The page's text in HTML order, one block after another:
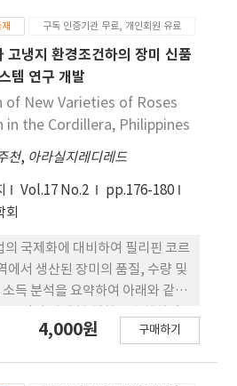
Second, After
and Fisheries
how many demands will
be profit model of
special channel?
reach customers. This
to identify major online
and their trends while
of food service
through social
구독 인증기관 무료, 개인회원 유료
고냉지 환경조건하의 장미 신품
템 연구 개발
of New Varieties of Roses
in the Cordillera, Philippines
천, 아라실지레디레드
Vol.17 No.2
pp.176-180
회
의 국제화에 대비하여 필리핀 코르
에서 생산된 장미의 품질, 수량 및
득 분석을 요약하여 아래와 같이
험에서는 대비종에 비해 특히
4,000원 구매하기